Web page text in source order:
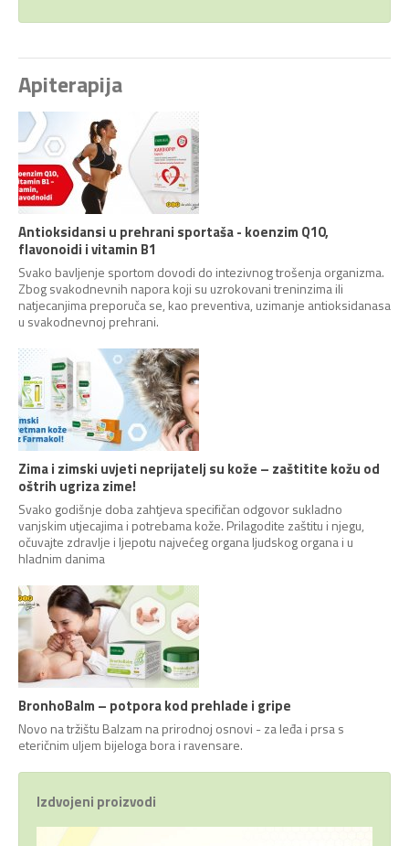
Apiterapija
Antioksidansi u prehrani sportaša - koenzim Q10,
flavonoidi i vitamin B1
Svako bavljenje sportom dovodi do intezivnog trošenja organizma.
Zbog svakodnevnih napora koji su uzrokovani treninzima ili
natjecanjima preporuča se, kao preventiva, uzimanje antioksidanasa
u svakodnevnoj prehrani.
Zima i zimski uvjeti neprijatelj su kože – zaštitite kožu od
oštrih ugriza zime!
Svako godišnje doba zahtjeva specifičan odgovor sukladno
vanjskim utjecajima i potrebama kože. Prilagodite zaštitu i njegu,
očuvajte zdravlje i ljepotu najvećeg organa ljudskog organa i u
hladnim danima
BronhoBalm – potpora kod prehlade i gripe
Novo na tržištu Balzam na prirodnoj osnovi - za leđa i prsa s
eteričnim uljem bijeloga bora i ravensare.
Izdvojeni proizvodi